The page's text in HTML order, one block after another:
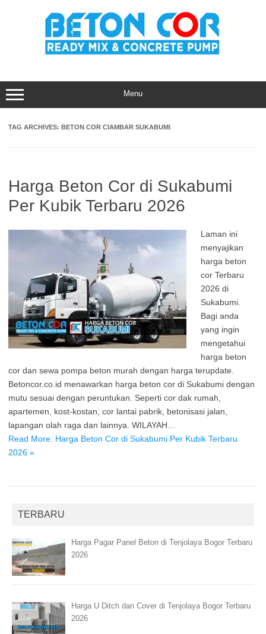
Menu
TAG ARCHIVES: BETON COR CIAMBAR SUKABUMI
Harga Beton Cor di Sukabumi
Per Kubik Terbaru 2026
Laman ini
menyajikan
harga beton
cor Terbaru
2026 di
Sukabumi.
Bagi anda
yang ingin
mengetahui
harga beton
cor dan sewa pompa beton murah dengan harga terupdate.
Betoncor.co.id menawarkan harga beton cor di Sukabumi dengan
mutu sesuai dengan peruntukan. Seperti cor dak rumah,
apartemen, kost-kostan, cor lantai pabrik, betonisasi jalan,
lapangan olah raga dan lainnya. WILAYAH…
Read More: Harga Beton Cor di Sukabumi Per Kubik Terbaru
2026 »
TERBARU
Harga Pagar Panel Beton di Tenjolaya Bogor Terbaru
2026
Harga U Ditch dan Cover di Tenjolaya Bogor Terbaru
2026